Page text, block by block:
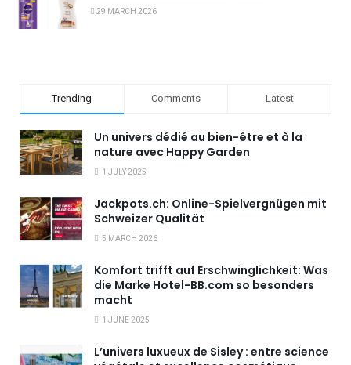
29 MARCH 2026
Trending Comments Latest
Un univers dédié au bien-être et à la
nature avec Happy Garden
1 JULY 2025
Jackpots.ch: Online-Spielvergnügen mit
Schweizer Qualität
5 MARCH 2026
Komfort trifft auf Erschwinglichkeit: Was
die Marke Hotel-BB.com so besonders
macht
1 JUNE 2025
L’univers luxueux de Sisley : entre science